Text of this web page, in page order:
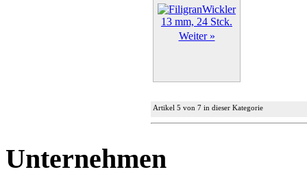
Weiter »
Artikel 5 von 7 in dieser Kategorie
Unternehmen